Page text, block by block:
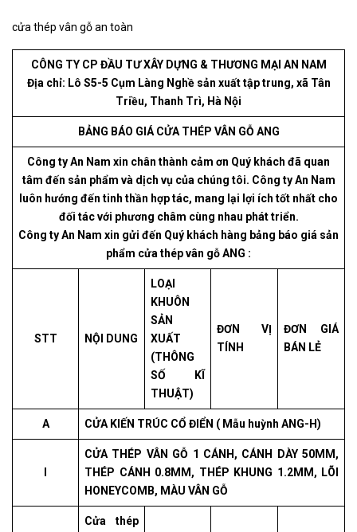
cửa thép vân gỗ an toàn
CÔNG TY CP ĐẦU TƯ XÂY DỰNG & THƯƠNG MẠI AN NAM
Địa chỉ: Lô S5-5 Cụm Làng Nghề sản xuất tập trung, xã Tân
Triều, Thanh Trì, Hà Nội
BẢNG BÁO GIÁ CỬA THÉP VÂN GỖ ANG
Công ty An Nam xin chân thành cảm ơn Quý khách đã quan
tâm đến sản phẩm và dịch vụ của chúng tôi. Công ty An Nam
luôn hướng đến tinh thần hợp tác, mang lại lợi ích tốt nhất cho
đối tác với phương châm cùng nhau phát triển.
Công ty An Nam xin gửi đến Quý khách hàng bảng báo giá sản
phẩm cửa thép vân gỗ ANG :
STT NỘI DUNG
LOẠI
KHUÔN
SẢN
XUẤT
(THÔNG
SỐ KĨ
THUẬT)
ĐƠN VỊ
TÍNH
ĐƠN GIÁ
BÁN LẺ
A CỬA KIẾN TRÚC CỔ ĐIỂN ( Mẫu huỳnh ANG-H)
CỬA THÉP VÂN GỖ 1 CÁNH, CÁNH DÀY 50MM,
THÉP CÁNH 0.8MM, THÉP KHUNG 1.2MM, LÕI
HONEYCOMB, MÀU VÂN GỖ
Cửa thép